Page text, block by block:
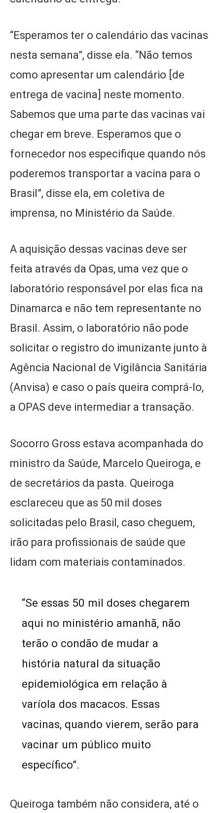
“Esperamos ter o calendário das vacinas
nesta semana”, disse ela. “Não temos
como apresentar um calendário [de
entrega de vacina] neste momento.
Sabemos que uma parte das vacinas vai
chegar em breve. Esperamos que o
fornecedor nos especifique quando nós
poderemos transportar a vacina para o
Brasil”, disse ela, em coletiva de
imprensa, no Ministério da Saúde.
A aquisição dessas vacinas deve ser
feita através da Opas, uma vez que o
laboratório responsável por elas fica na
Dinamarca e não tem representante no
Brasil. Assim, o laboratório não pode
solicitar o registro do imunizante junto à
Agência Nacional de Vigilância Sanitária
(Anvisa) e caso o país queira comprá-lo,
a OPAS deve intermediar a transação.
Socorro Gross estava acompanhada do
ministro da Saúde, Marcelo Queiroga, e
de secretários da pasta. Queiroga
esclareceu que as 50 mil doses
solicitadas pelo Brasil, caso cheguem,
irão para profissionais de saúde que
lidam com materiais contaminados.
“Se essas 50 mil doses chegarem
aqui no ministério amanhã, não
terão o condão de mudar a
história natural da situação
epidemiológica em relação à
varíola dos macacos. Essas
vacinas, quando vierem, serão para
vacinar um público muito
específico”.
Queiroga também não considera, até o